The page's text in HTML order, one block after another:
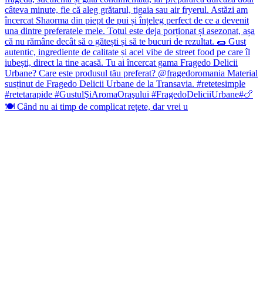
🍽️ Când nu ai timp de complicat rețete, dar vrei u